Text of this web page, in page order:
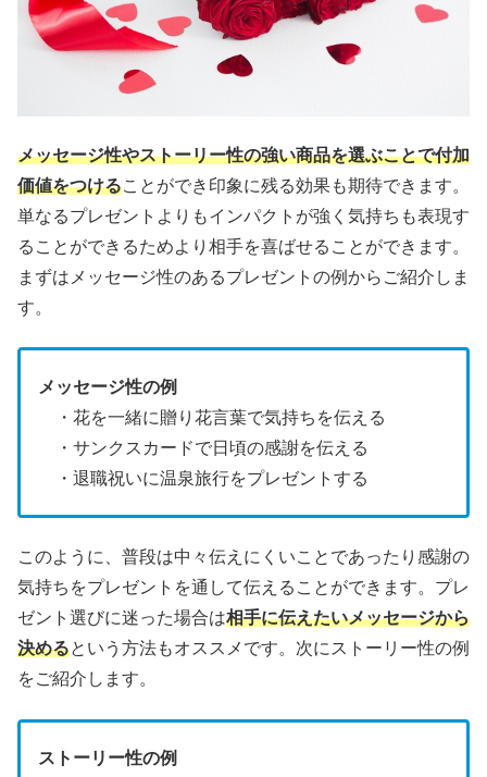
メッセージ性やストーリー性の強い商品を選ぶことで付加
価値をつけることができ印象に残る効果も期待できます。
単なるプレゼントよりもインパクトが強く気持ちも表現す
ることができるためより相手を喜ばせることができます。
まずはメッセージ性のあるプレゼントの例からご紹介しま
す。
メッセージ性の例
・花を一緒に贈り花言葉で気持ちを伝える
・サンクスカードで日頃の感謝を伝える
・退職祝いに温泉旅行をプレゼントする
このように、普段は中々伝えにくいことであったり感謝の
気持ちをプレゼントを通して伝えることができます。プレ
ゼント選びに迷った場合は相手に伝えたいメッセージから
決めるという方法もオススメです。次にストーリー性の例
をご紹介します。
ストーリー性の例